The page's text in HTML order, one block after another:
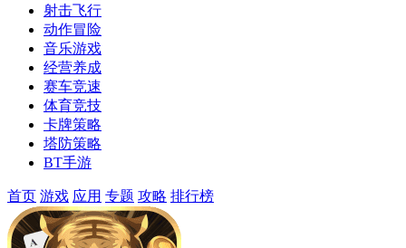
射击飞行
动作冒险
音乐游戏
经营养成
赛车竞速
体育竞技
卡牌策略
塔防策略
BT手游
首页 游戏 应用 专题 攻略 排行榜